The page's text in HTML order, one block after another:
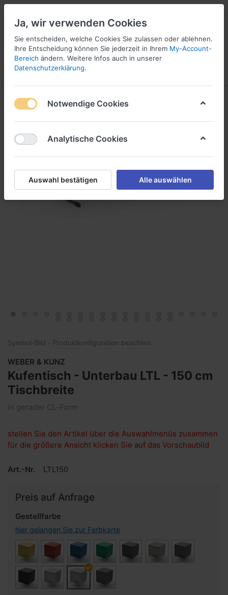
☎ 037296 69240
Menü Anmelden
Symbol-Bild - Produktkonfiguration beachten
WEBER & KUNZ
Kufentisch - Unterbau LTL - 150 cm
Tischbreite
in gerader CL-Form
stellen Sie den Artikel über die Auswahlmenüs zusammen
für die größere Ansicht klicken Sie auf das Vorschaubild
Art.-Nr. LTL150
Preis auf Anfrage
Gestellfarbe
hier gelangen Sie zur Farbkarte
Ja, wir verwenden Cookies
Sie entscheiden, welche Cookies Sie zulassen oder ablehnen.
Ihre Entscheidung können Sie jederzeit in Ihrem My-Account-
Bereich ändern. Weitere Infos auch in unserer
Datenschutzerklärung.
Notwendige Cookies
Analytische Cookies
Auswahl bestätigen Alle auswählen